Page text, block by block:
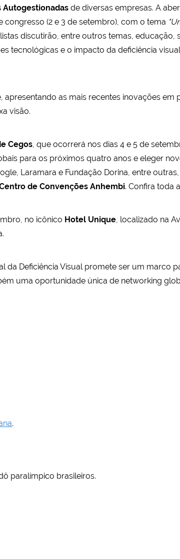
Autogestionadas de diversas empresas. A
congresso (2 e 3 de setembro), com o tema
discutirão, entre outros temas, educação,
tecnológicas e o impacto da deficiência
apresentando as mais recentes inovações em
visão.
Cegos, que ocorrerá nos dias 4 e 5 de
para os próximos quatro anos e eleger
Laramara e Fundação Dorina, entre
de Convenções Anhembi. Confira toda
no icônico Hotel Unique, localizado na
Deficiência Visual promete ser um marco
uma oportunidade única de networking
.
paralímpico brasileiros.